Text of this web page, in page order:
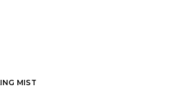
MIST